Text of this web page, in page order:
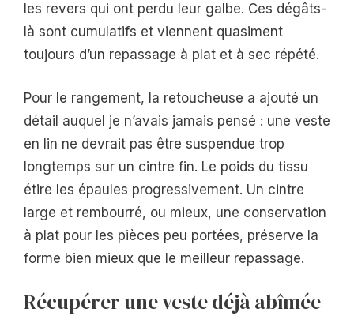
les revers qui ont perdu leur galbe. Ces dégâts-
là sont cumulatifs et viennent quasiment
toujours d’un repassage à plat et à sec répété.
Pour le rangement, la retoucheuse a ajouté un
détail auquel je n’avais jamais pensé : une veste
en lin ne devrait pas être suspendue trop
longtemps sur un cintre fin. Le poids du tissu
étire les épaules progressivement. Un cintre
large et rembourré, ou mieux, une conservation
à plat pour les pièces peu portées, préserve la
forme bien mieux que le meilleur repassage.
Récupérer une veste déjà abîmée